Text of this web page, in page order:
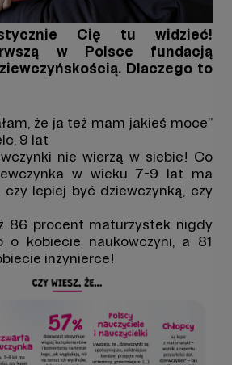
Cię tu widzieć!
w Polsce fundacją
Dlaczego to
że ja też mam jakieś moce”
9 lat
nie wierzą w siebie! Co
w wieku 7-9 lat ma
czy lepiej być dziewczynką, czy
86 procent maturzystek nigdy
o kobiecie naukowczyni, a 81
inżynierce!